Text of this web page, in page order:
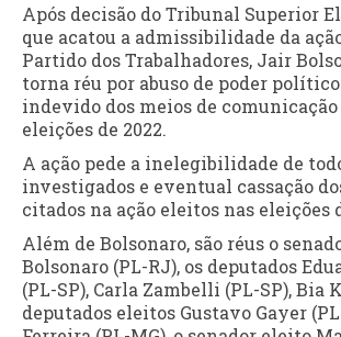
Após decisão do Tribunal Superior
que acatou a admissibilidade da
Partido dos Trabalhadores, Jair
torna réu por abuso de poder
indevido dos meios de
eleições de 2022.
A ação pede a inelegibilidade de
investigados e eventual cassação
citados na ação eleitos nas eleições
Além de Bolsonaro, são réus o
Bolsonaro (PL-RJ), os deputados
(PL-SP), Carla Zambelli (PL-SP), Bia
deputados eleitos Gustavo Gayer